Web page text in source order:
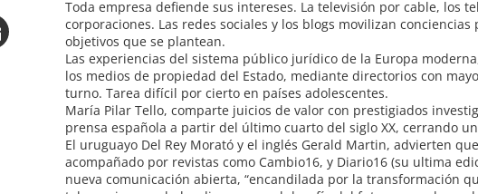
Toda empresa defiende sus intereses. La televisión por cable, los
corporaciones. Las redes sociales y los blogs movilizan
objetivos que se plantean.
Las experiencias del sistema público jurídico de la Europa
los medios de propiedad del Estado, mediante directorios con
turno. Tarea difícil por cierto en países adolescentes.
María Pilar Tello, comparte juicios de valor con prestigiados
prensa española a partir del último cuarto del siglo XX, cerrando
El uruguayo Del Rey Morató y el inglés Gerald Martin, advierten
acompañado por revistas como Cambio16, y Diario16 (su ultima
nueva comunicación abierta, “encandilada por la transformación